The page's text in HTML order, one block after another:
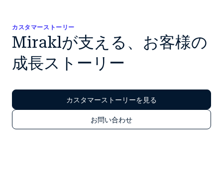
カスタマーストーリー
Miraklが支える、お客様の
成長ストーリー
カスタマーストーリーを見る
お問い合わせ